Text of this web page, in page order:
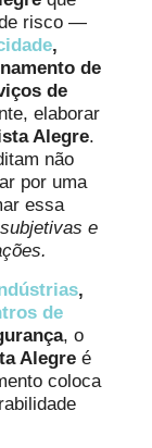
risco —
,
de
de
elaborar
Alegre.
não
por uma
essa
e
,
de
, o
Alegre é
coloca